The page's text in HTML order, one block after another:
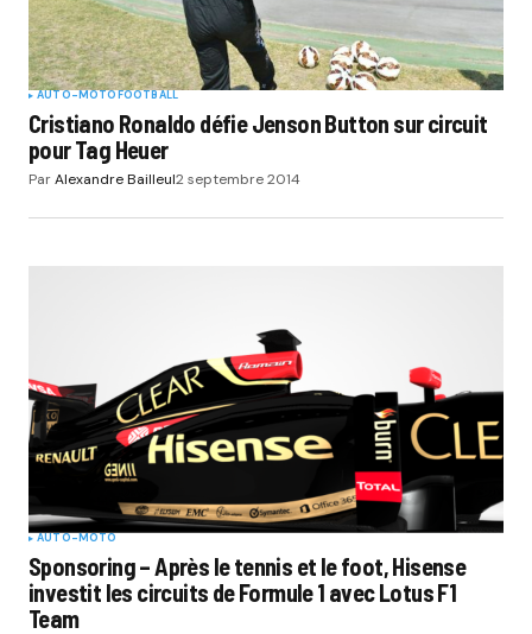
AUTO-MOTOFOOTBALL
Cristiano Ronaldo défie Jenson Button sur circuit
pour Tag Heuer
ParAlexandre Bailleul2 septembre 2014
AUTO-MOTO
Sponsoring – Après le tennis et le foot, Hisense
investit les circuits de Formule 1 avec Lotus F1
Team